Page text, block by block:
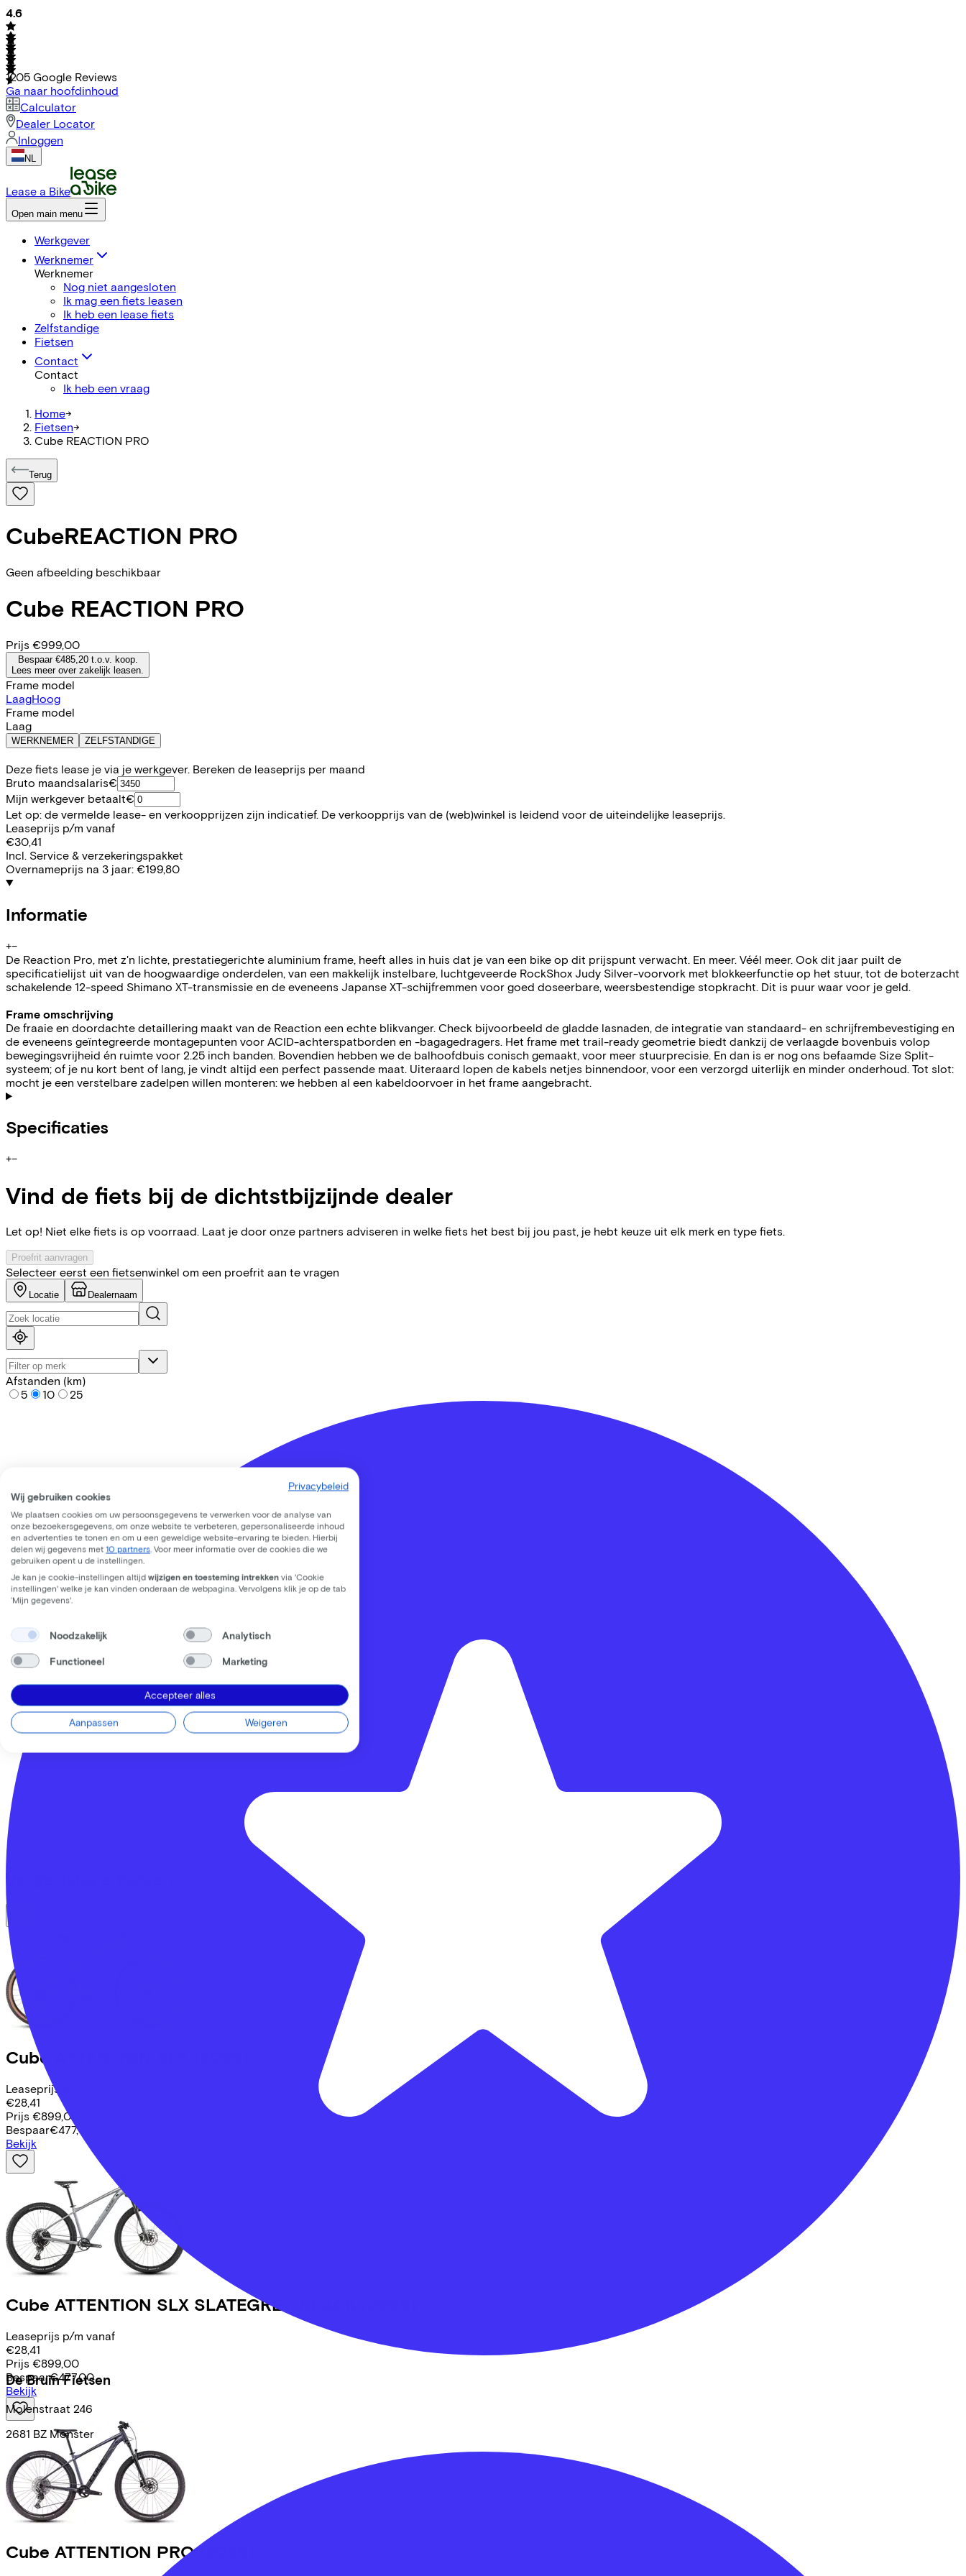
4.6
1205 Google Reviews
Ga naar hoofdinhoud
Calculator
Dealer Locator
Inloggen
NL
Lease a Bike
Open main menu
Werkgever
Werknemer
Werknemer
Nog niet aangesloten
Ik mag een fiets leasen
Ik heb een lease fiets
Zelfstandige
Fietsen
Contact
Contact
Ik heb een vraag
Home->
Fietsen->
Cube REACTION PRO
Terug
CubeREACTION PRO
Geen afbeelding beschikbaar
Cube REACTION PRO
Prijs €999,00
Bespaar €485,20 t.o.v. koop.
Lees meer over zakelijk leasen.
Frame model
LaagHoog
Frame model
Laag
WERKNEMER ZELFSTANDIGE
Deze fiets lease je via je werkgever. Bereken de leaseprijs per maand
Bruto maandsalaris€
Mijn werkgever betaalt€
Let op: de vermelde lease- en verkoopprijzen zijn indicatief. De verkoopprijs van de (web)winkel is leidend voor de uiteindelijke leaseprijs.
Leaseprijs p/m vanaf
€30,41
Incl. Service & verzekeringspakket
Overnameprijs na 3 jaar: €199,80
Informatie
+−
De Reaction Pro, met z'n lichte, prestatiegerichte aluminium frame, heeft alles in huis dat je van een bike op dit prijspunt verwacht. En meer. Véél meer. Ook dit jaar puilt de
specificatielijst uit van de hoogwaardige onderdelen, van een makkelijk instelbare, luchtgeveerde RockShox Judy Silver-voorvork met blokkeerfunctie op het stuur, tot de boterzacht
schakelende 12-speed Shimano XT-transmissie en de eveneens Japanse XT-schijfremmen voor goed doseerbare, weersbestendige stopkracht. Dit is puur waar voor je geld.
Frame omschrijving
De fraaie en doordachte detaillering maakt van de Reaction een echte blikvanger. Check bijvoorbeeld de gladde lasnaden, de integratie van standaard- en schrijfrembevestiging en
de eveneens geïntegreerde montagepunten voor ACID-achterspatborden en -bagagedragers. Het frame met trail-ready geometrie biedt dankzij de verlaagde bovenbuis volop
bewegingsvrijheid én ruimte voor 2.25 inch banden. Bovendien hebben we de balhoofdbuis conisch gemaakt, voor meer stuurprecisie. En dan is er nog ons befaamde Size Split-
systeem; of je nu kort bent of lang, je vindt altijd een perfect passende maat. Uiteraard lopen de kabels netjes binnendoor, voor een verzorgd uiterlijk en minder onderhoud. Tot slot:
mocht je een verstelbare zadelpen willen monteren: we hebben al een kabeldoorvoer in het frame aangebracht.
Specificaties
+−
Vind de fiets bij de dichtstbijzijnde dealer
Let op! Niet elke fiets is op voorraad. Laat je door onze partners adviseren in welke fiets het best bij jou past, je hebt keuze uit elk merk en type fiets.
Proefrit aanvragen
Selecteer eerst een fietsenwinkel om een proefrit aan te vragen
Locatie Dealernaam
Afstanden (km)
5
10 25
De Bruin Fietsen
Molenstraat 246
2681 BZ Monster
Vergelijkbare fietsen
Cube
Leaseprijs p/m vanaf
€28,41
Prijs €899,00
Bespaar€477,00
Bekijk
Cube ATTENTION SLX SLATEGREY/BLACK
Leaseprijs p/m vanaf
€28,41
Prijs €899,00
Bespaar€477,00
Bekijk
Cube ATTENTION PRO (2025)
Privacybeleid
Wij gebruiken cookies
We plaatsen cookies om uw persoonsgegevens te verwerken voor de analyse van
onze bezoekersgegevens, om onze website te verbeteren, gepersonaliseerde inhoud
en advertenties te tonen en om u een geweldige website-ervaring te bieden. Hierbij
delen wij gegevens met 10 partners . Voor meer informatie over de cookies die we
gebruiken opent u de instellingen.
Je kan je cookie-instellingen altijd wijzigen en toesteming intrekken via 'Cookie
instellingen' welke je kan vinden onderaan de webpagina. Vervolgens klik je op de tab
‘Mijn gegevens'.
Noodzakelijk Analytisch
Functioneel Marketing
Accepteer alles
Aanpassen Weigeren